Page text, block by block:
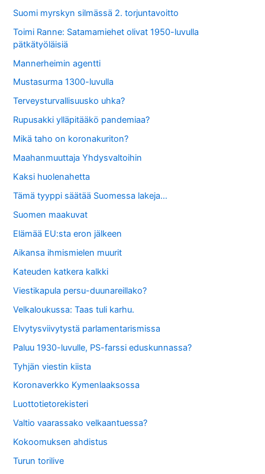
Suomi myrskyn silmässä 2. torjuntavoitto
Toimi Ranne: Satamamiehet olivat 1950-luvulla
pätkätyöläisiä
Mannerheimin agentti
Mustasurma 1300-luvulla
Terveysturvallisuusko uhka?
Rupusakki ylläpitääkö pandemiaa?
Mikä taho on koronakuriton?
Maahanmuuttaja Yhdysvaltoihin
Kaksi huolenahetta
Tämä tyyppi säätää Suomessa lakeja…
Suomen maakuvat
Elämää EU:sta eron jälkeen
Aikansa ihmismielen muurit
Kateuden katkera kalkki
Viestikapula persu-duunareillako?
Velkaloukussa: Taas tuli karhu.
Elvytysviivytystä parlamentarismissa
Paluu 1930-luvulle, PS-farssi eduskunnassa?
Tyhjän viestin kiista
Koronaverkko Kymenlaaksossa
Luottotietorekisteri
Valtio vaarassako velkaantuessa?
Kokoomuksen ahdistus
Turun torilive